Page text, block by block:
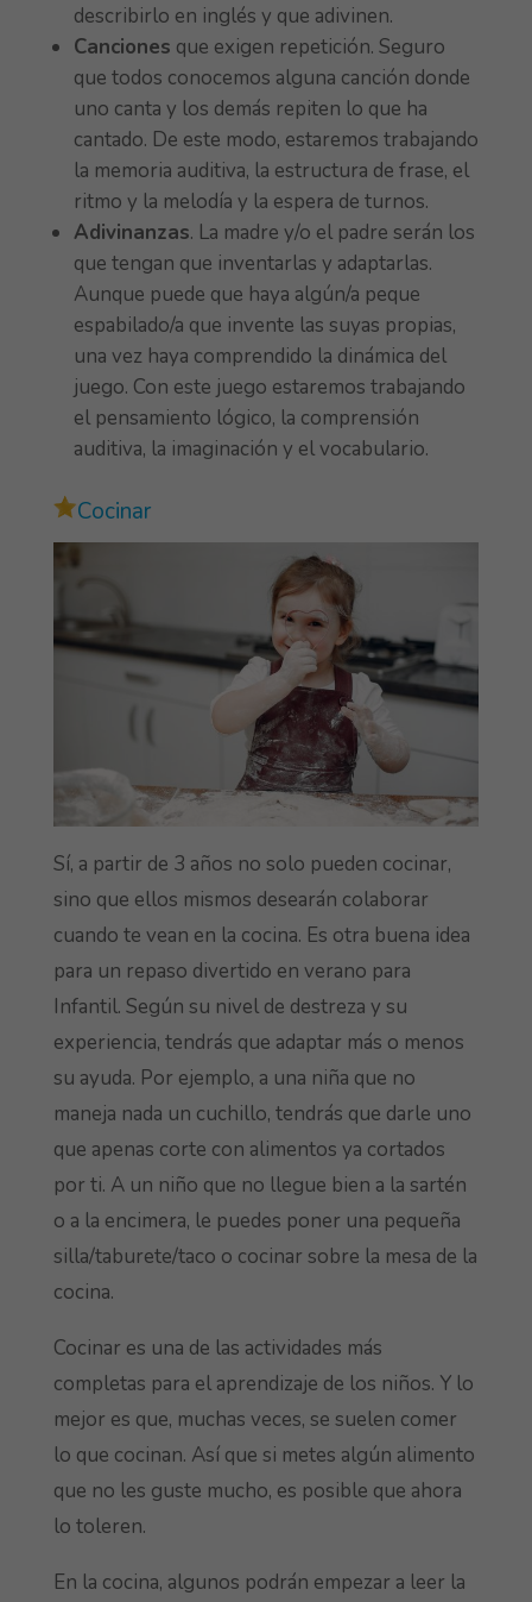
describirlo en inglés y que adivinen.
Canciones que exigen repetición. Seguro
que todos conocemos alguna canción donde
uno canta y los demás repiten lo que ha
cantado. De este modo, estaremos trabajando
la memoria auditiva, la estructura de frase, el
ritmo y la melodía y la espera de turnos.
Adivinanzas. La madre y/o el padre serán los
que tengan que inventarlas y adaptarlas.
Aunque puede que haya algún/a peque
espabilado/a que invente las suyas propias,
una vez haya comprendido la dinámica del
juego. Con este juego estaremos trabajando
el pensamiento lógico, la comprensión
auditiva, la imaginación y el vocabulario.
Cocinar
Sí, a partir de 3 años no solo pueden cocinar,
sino que ellos mismos desearán colaborar
cuando te vean en la cocina. Es otra buena idea
para un repaso divertido en verano para
Infantil. Según su nivel de destreza y su
experiencia, tendrás que adaptar más o menos
su ayuda. Por ejemplo, a una niña que no
maneja nada un cuchillo, tendrás que darle uno
que apenas corte con alimentos ya cortados
por ti. A un niño que no llegue bien a la sartén
o a la encimera, le puedes poner una pequeña
silla/taburete/taco o cocinar sobre la mesa de la
cocina.
Cocinar es una de las actividades más
completas para el aprendizaje de los niños. Y lo
mejor es que, muchas veces, se suelen comer
lo que cocinan. Así que si metes algún alimento
que no les guste mucho, es posible que ahora
lo toleren.
En la cocina, algunos podrán empezar a leer la